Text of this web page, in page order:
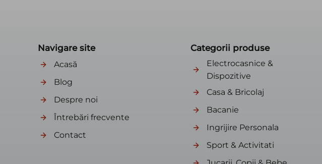
Navigare site
Acasă
Blog
Despre noi
Întrebări frecvente
Contact
Categorii produse
Electrocasnice &
Dispozitive
Casa & Bricolaj
Bacanie
Ingrijire Personala
Sport & Activitati